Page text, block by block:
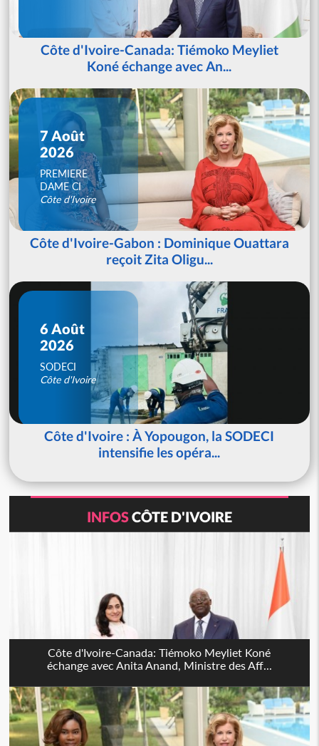
Côte d'Ivoire-Canada: Tiémoko Meyliet
Koné échange avec An...
7 Août
2026
PREMIERE
DAME CI
Côte d'Ivoire
Côte d'Ivoire-Gabon : Dominique Ouattara
reçoit Zita Oligu...
6 Août
2026
SODECI
Côte d'Ivoire
Côte d'Ivoire : À Yopougon, la SODECI
intensifie les opéra...
INFOSCÔTE D'IVOIRE
Côte d'Ivoire-Canada: Tiémoko Meyliet Koné
échange avec Anita Anand, Ministre des Aff...